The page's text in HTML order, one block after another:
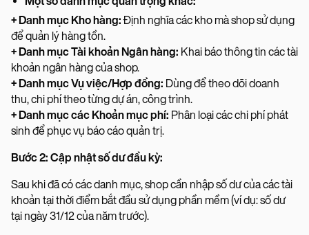
+ Danh mục Kho hàng:Định nghĩa các kho mà shop sử dụng
để quản lý hàng tồn.
+ Danh mục Tài khoản Ngân hàng: Khai báo thông tin các tài
khoản ngân hàng của shop.
+ Danh mục Vụ việc/Hợp đồng: Dùng để theo dõi doanh
thu, chi phí theo từng dự án, công trình.
+ Danh mục các Khoản mục phí: Phân loại các chi phí phát
sinh để phục vụ báo cáo quản trị.
Bước 2: Cập nhật số dư đầu kỳ:
Sau khi đã có các danh mục, shop cần nhập số dư của các tài
khoản tại thời điểm bắt đầu sử dụng phần mềm (ví dụ: số dư
tại ngày 31/12 của năm trước).